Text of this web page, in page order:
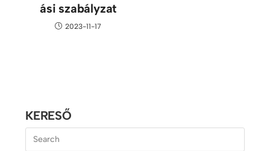
ási szabályzat
2023-11-17
KERESŐ